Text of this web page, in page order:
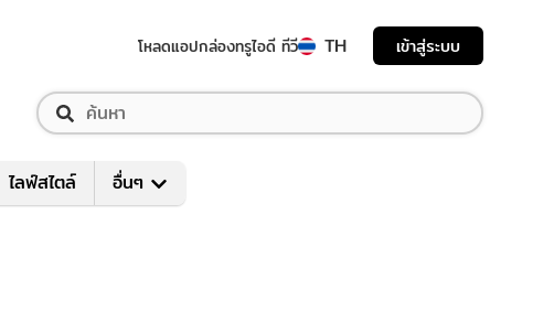
โหลดแอปกล่องทรูไอดี ทีวี TH เข้าสู่ระบบ
ไลฟ์สไตล์ อื่นๆ